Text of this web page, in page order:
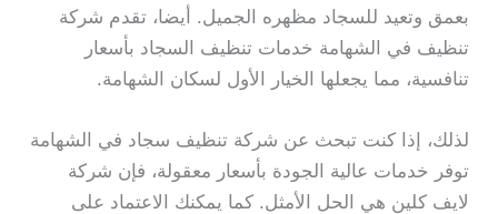
بعمق وتعيد للسجاد مظهره الجميل. أيضا، تقدم شركة
تنظيف في الشهامة خدمات تنظيف السجاد بأسعار
تنافسية، مما يجعلها الخيار الأول لسكان الشهامة.
لذلك، إذا كنت تبحث عن شركة تنظيف سجاد في الشهامة
توفر خدمات عالية الجودة بأسعار معقولة، فإن شركة
لايف كلين هي الحل الأمثل. كما يمكنك الاعتماد على